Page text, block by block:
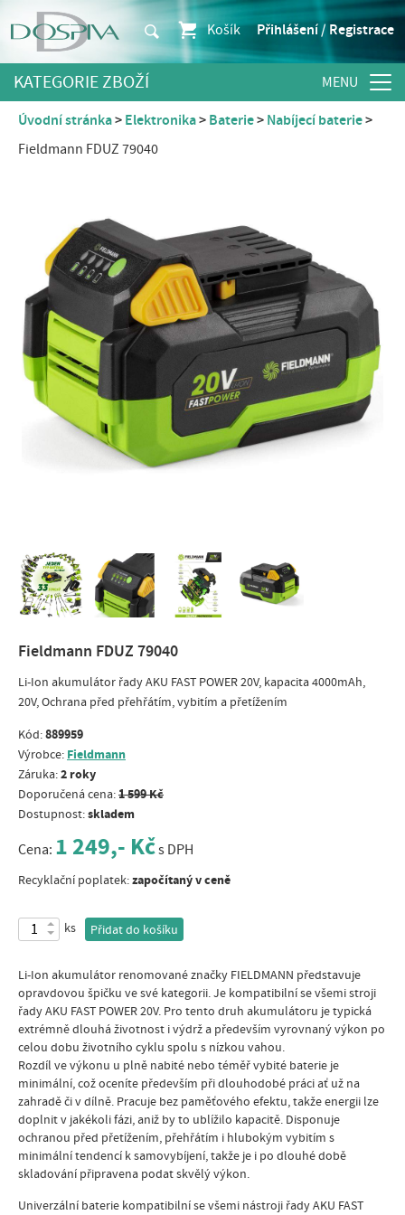
Košík Přihlášení / Registrace
KATEGORIE ZBOŽÍ
Úvodní stránka Elektronika Baterie
Nabíjecí baterie
Fieldmann FDUZ 79040
Fieldmann FDUZ 79040
Li-Ion akumulátor řady AKU FAST POWER 20V, kapacita 4000mAh,
20V, Ochrana před přehřátím, vybitím a přetížením
Kód:889959
Výrobce: Fieldmann
Záruka:2 roky
Doporučená cena:1 599 Kč
Dostupnost:skladem
Cena: 1 249,- Kčs DPH
Recyklační poplatek:započítaný v ceně
ks Přidat do košíku
Li-Ion akumulátor renomované značky FIELDMANN představuje
opravdovou špičku ve své kategorii. Je kompatibilní se všemi stroji
řady AKU FAST POWER 20V. Pro tento druh akumulátoru je typická
extrémně dlouhá životnost i výdrž a především vyrovnaný výkon po
celou dobu životního cyklu spolu s nízkou vahou.
Rozdíl ve výkonu u plně nabité nebo téměř vybité baterie je
minimální, což oceníte především při dlouhodobé práci ať už na
zahradě či v dílně. Pracuje bez paměťového efektu, takže energii lze
doplnit v jakékoli fázi, aniž by to ublížilo kapacitě. Disponuje
ochranou před přetížením, přehřátím i hlubokým vybitím s
minimální tendencí k samovybíjení, takže je i po dlouhé době
skladování připravena podat skvělý výkon.
Univerzální baterie kompatibilní se všemi nástroji řady AKU FAST